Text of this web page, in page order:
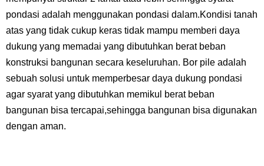
pondasi adalah menggunakan pondasi dalam.Kondisi tanah
atas yang tidak cukup keras tidak mampu memberi daya
dukung yang memadai yang dibutuhkan berat beban
konstruksi bangunan secara keseluruhan. Bor pile adalah
sebuah solusi untuk memperbesar daya dukung pondasi
agar syarat yang dibutuhkan memikul berat beban
bangunan bisa tercapai,sehingga bangunan bisa digunakan
dengan aman.